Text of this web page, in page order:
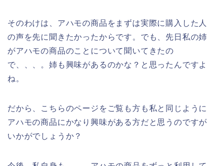
そのわけは、アハモの商品をまずは実際に購入した人
の声を先に聞きたかったからです。でも、先日私の姉
がアハモの商品のことについて聞いてきたの
で、、、。姉も興味があるのかな？と思ったんですよ
ね。
だから、こちらのページをご覧も方も私と同じように
アハモの商品にかなり興味がある方だと思うのですが
いかがでしょうか？